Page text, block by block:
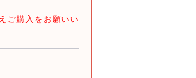
ご購入をお願いい